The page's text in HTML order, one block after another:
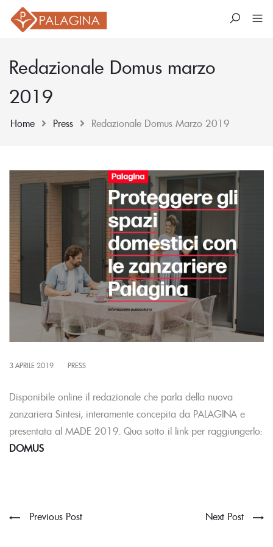
Redazionale Domus marzo
2019
Home Press Redazionale Domus Marzo 2019
POSTED
3 APRILE 2019 PRESS
Disponibile online il redazionale che parla della nuova
zanzariera Sintesi, interamente concepita da PALAGINA e
presentata al MADE 2019. Qua sotto il link per raggiungerlo:
DOMUS
Previous Post Next Post